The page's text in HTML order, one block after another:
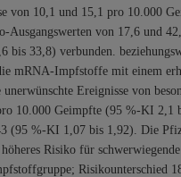
von 10,1 und 15,1 pro 10.000
Ausgangswerten von 17,6 und
bis 33,8) verbunden.
mRNA-Impfstoffe mit einem
Ereignisse von
10.000 Geimpfte (95 %-KI 2,1
(95 %-KI 1,07 bis 1,92). Die
Risiko für
Risikounterschied